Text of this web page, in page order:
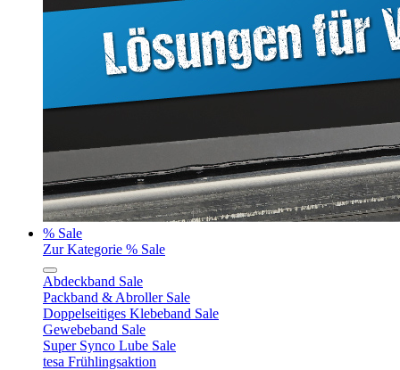
% Sale
Zur Kategorie % Sale
Abdeckband Sale
Packband & Abroller Sale
Doppelseitiges Klebeband Sale
Gewebeband Sale
Super Synco Lube Sale
tesa Frühlingsaktion